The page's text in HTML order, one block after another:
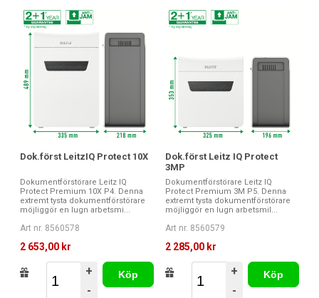
Dok.först LeitzIQ Protect 10X
Dokumentförstörare Leitz IQ
Protect Premium 10X P4. Denna
extremt tysta dokumentförstörare
möjliggör en lugn arbetsmi...
Art nr. 8560578
2 653,00 kr
+
-
Köp
Dok.först Leitz IQ Protect
3MP
Dokumentförstörare Leitz IQ
Protect Premium 3M P5. Denna
extremt tysta dokumentförstörare
möjliggör en lugn arbetsmil...
Art nr. 8560579
2 285,00 kr
+
-
Köp